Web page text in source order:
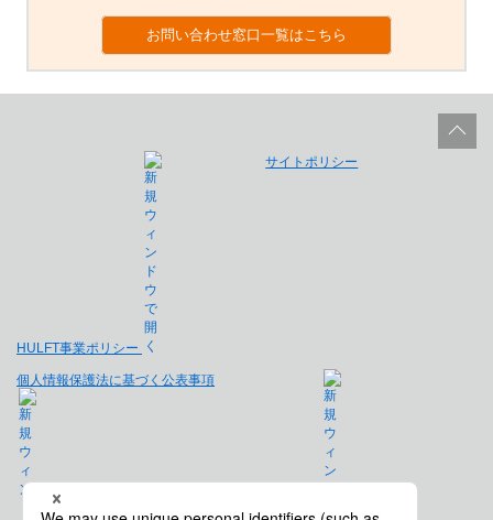
お問い合わせ窓口一覧はこちら
HULFT事業ポリシー
サイトポリシー
個人情報保護法に基づく公表事項